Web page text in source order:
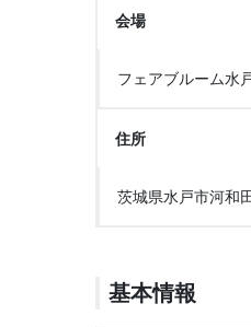
会場
フェアブルーム水
住所
茨城県水戸市河和
基本情報